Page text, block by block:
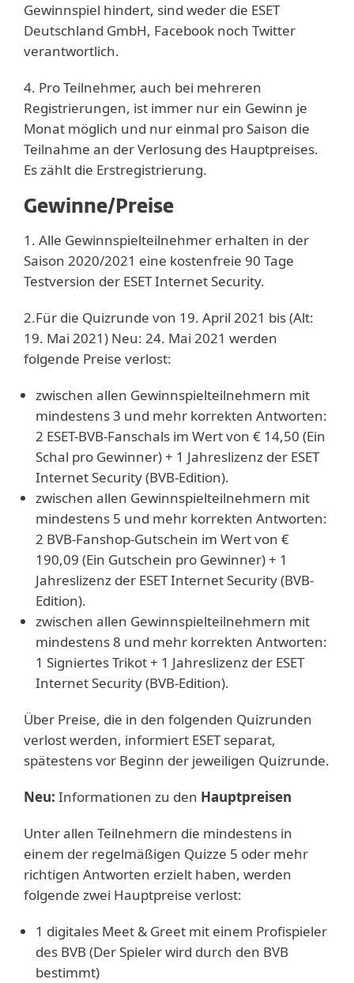
Gewinnspiel hindert, sind weder die ESET
Deutschland GmbH, Facebook noch Twitter
verantwortlich.
4. Pro Teilnehmer, auch bei mehreren
Registrierungen, ist immer nur ein Gewinn je
Monat möglich und nur einmal pro Saison die
Teilnahme an der Verlosung des Hauptpreises.
Es zählt die Erstregistrierung.
Gewinne/Preise
1. Alle Gewinnspielteilnehmer erhalten in der
Saison 2020/2021 eine kostenfreie 90 Tage
Testversion der ESET Internet Security.
2.Für die Quizrunde von 19. April 2021 bis (Alt:
19. Mai 2021) Neu: 24. Mai 2021 werden
folgende Preise verlost:
zwischen allen Gewinnspielteilnehmern mit
mindestens 3 und mehr korrekten Antworten:
2 ESET-BVB-Fanschals im Wert von € 14,50 (Ein
Schal pro Gewinner) + 1 Jahreslizenz der ESET
Internet Security (BVB-Edition).
zwischen allen Gewinnspielteilnehmern mit
mindestens 5 und mehr korrekten Antworten:
2 BVB-Fanshop-Gutschein im Wert von €
190,09 (Ein Gutschein pro Gewinner) + 1
Jahreslizenz der ESET Internet Security (BVB-
Edition).
zwischen allen Gewinnspielteilnehmern mit
mindestens 8 und mehr korrekten Antworten:
1 Signiertes Trikot + 1 Jahreslizenz der ESET
Internet Security (BVB-Edition).
Über Preise, die in den folgenden Quizrunden
verlost werden, informiert ESET separat,
spätestens vor Beginn der jeweiligen Quizrunde.
Neu: Informationen zu den Hauptpreisen
Unter allen Teilnehmern die mindestens in
einem der regelmäßigen Quizze 5 oder mehr
richtigen Antworten erzielt haben, werden
folgende zwei Hauptpreise verlost:
1 digitales Meet & Greet mit einem Profispieler
des BVB (Der Spieler wird durch den BVB
bestimmt)